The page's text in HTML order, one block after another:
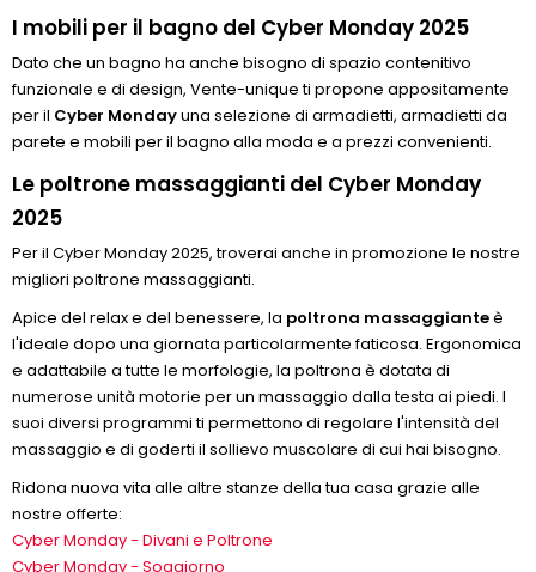
I mobili per il bagno del Cyber Monday 2025
Dato che un bagno ha anche bisogno di spazio contenitivo
funzionale e di design, Vente-unique ti propone appositamente
per il Cyber Mondayuna selezione di armadietti, armadietti da
parete e mobili per il bagno alla moda e a prezzi convenienti.
Le poltrone massaggianti del Cyber Monday
2025
Per il Cyber Monday 2025, troverai anche in promozione le nostre
migliori poltrone massaggianti.
Apice del relax e del benessere, la poltrona massaggianteè
l'ideale dopo una giornata particolarmente faticosa. Ergonomica
e adattabile a tutte le morfologie, la poltrona è dotata di
numerose unità motorie per un massaggio dalla testa ai piedi. I
suoi diversi programmi ti permettono di regolare l'intensità del
massaggio e di goderti il sollievo muscolare di cui hai bisogno.
Ridona nuova vita alle altre stanze della tua casa grazie alle
nostre offerte:
Cyber Monday - Divani e Poltrone
Cyber Monday - Soggiorno